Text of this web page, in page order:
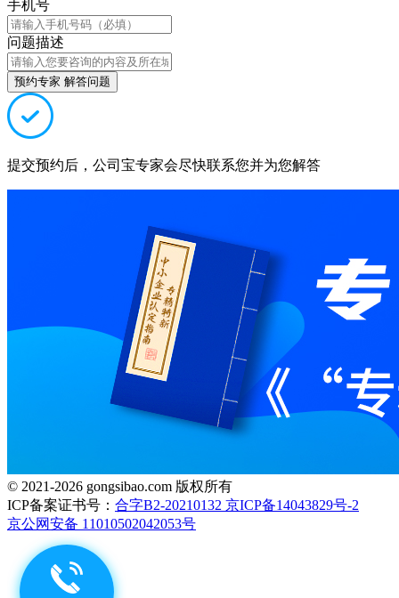
手机号
问题描述
预约专家 解答问题
提交预约后，公司宝专家会尽快联系您并为您解答
© 2021-2026 gongsibao.com 版权所有
ICP备案证书号： 合字B2-20210132 京ICP备14043829号-2
京公网安备 11010502042053号